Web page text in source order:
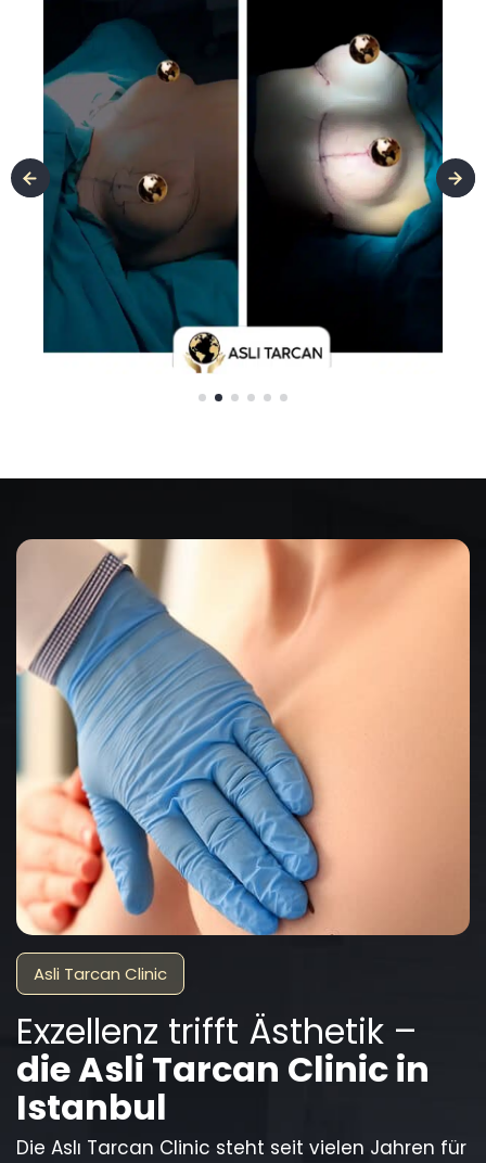
Asli Tarcan Clinic
Exzellenz trifft Ästhetik –
die Asli Tarcan Clinic in
Istanbul
Die Aslı Tarcan Clinic steht seit vielen Jahren für